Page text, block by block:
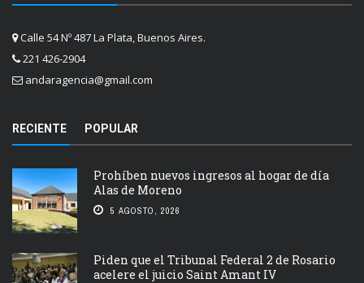
Calle 54 Nº 487 La Plata, Buenos Aires.
221 426-2904
andaragencia@gmail.com
RECIENTE POPULAR
Prohíben nuevos ingresos al hogar de día
Alas de Moreno
5 AGOSTO, 2026
Piden que el Tribunal Federal 2 de Rosario
acelere el juicio Saint Amant IV